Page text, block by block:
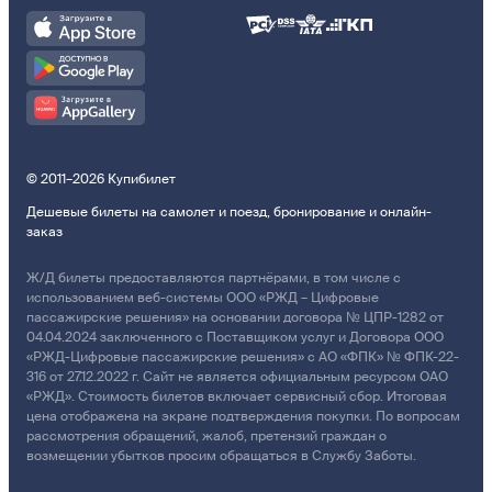
© 2011–2026 Купибилет
Дешевые билеты на самолет и поезд, бронирование и онлайн-
заказ
Ж/Д билеты предоставляются партнёрами, в том числе с
использованием веб-системы ООО «РЖД – Цифровые
пассажирские решения» на основании договора № ЦПР-1282 от
04.04.2024 заключенного с Поставщиком услуг и Договора ООО
«РЖД-Цифровые пассажирские решения» с АО «ФПК» № ФПК-22-
316 от 27.12.2022 г. Сайт не является официальным ресурсом ОАО
«РЖД». Стоимость билетов включает сервисный сбор. Итоговая
цена отображена на экране подтверждения покупки. По вопросам
рассмотрения обращений, жалоб, претензий граждан о
возмещении убытков просим обращаться в Службу Заботы.